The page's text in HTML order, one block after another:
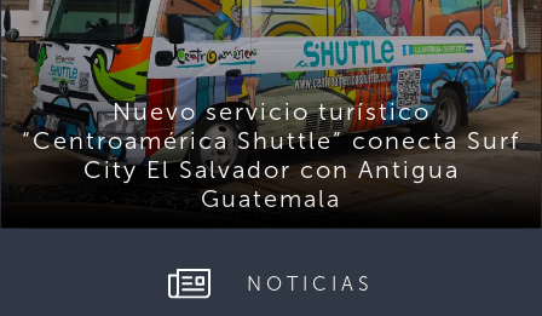
Nuevo servicio turístico
“Centroamérica Shuttle” conecta Surf
City El Salvador con Antigua
Guatemala
NOTICIAS